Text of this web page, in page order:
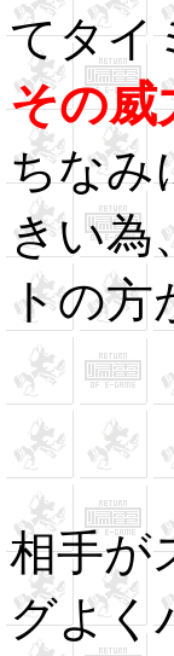
てタイ
その威
ちなみ
きい為
トの方
相手が
グよく